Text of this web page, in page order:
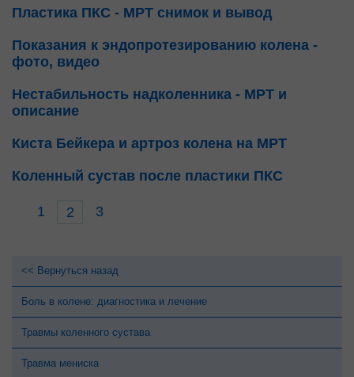
<< Вернуться назад
Боль в колене: диагностика и лечение
Травмы коленного сустава
Травма мениска
Пластика ПКС - МРТ снимок и вывод
Показания к эндопротезированию колена -
фото, видео
Нестабильность надколенника - МРТ и
описание
Киста Бейкера и артроз колена на МРТ
Коленный сустав после пластики ПКС
1 2 3